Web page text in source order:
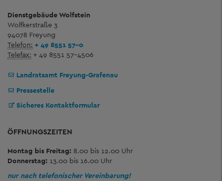
Dienstgebäude Wolfstein
Wolfkerstraße 3
94078 Freyung
Telefon: + 49 8551 57-0
Telefax: + 49 8551 57-4506
Landratsamt Freyung-Grafenau
Pressestelle
Sicheres Kontaktformular
ÖFFNUNGSZEITEN
Montag bis Freitag: 8.00 bis 12.00 Uhr
Donnerstag: 13.00 bis 16.00 Uhr
nur nach telefonischer Vereinbarung!